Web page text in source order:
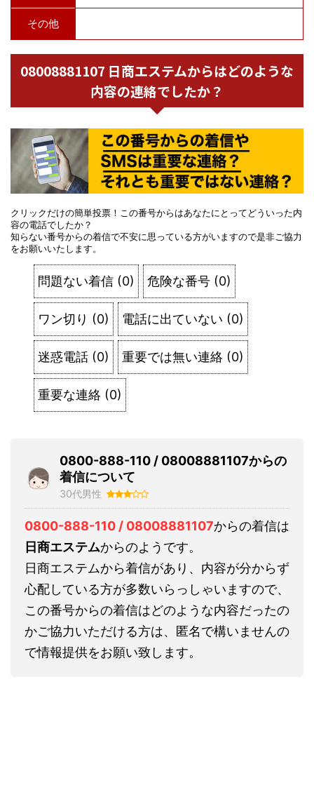
その他
08008881107 日商エステムからはどのような
内容の連絡でしたか？
クリックだけの簡単投票！この番号からはあなたにとってどういった内
容の電話でしたか？
知らない番号からの着信で不安に思っている方がいますので是非ご協力
をお願いいたします。
問題ない着信 (0) 危険な番号 (0)
ワン切り (0) 電話に出ていない (0)
迷惑電話 (0) 重要では無い連絡 (0)
重要な連絡 (0)
0800-888-110 / 08008881107からの
着信について
30代男性
0800-888-110 / 08008881107からの着信は
日商エステムからのようです。
日商エステムから着信があり、内容が分からず
心配している方が多数いらっしゃいますので、
この番号からの着信はどのような内容だったの
かご協力いただける方は、匿名で構いませんの
で情報提供をお願い致します。